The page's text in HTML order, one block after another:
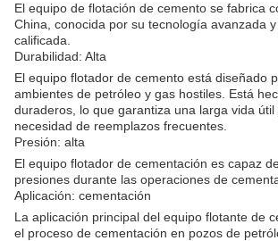
El equipo de flotación de cemento se fabrica
China, conocida por su tecnología avanzada
calificada.
Durabilidad: Alta
El equipo flotador de cemento está diseñado
ambientes de petróleo y gas hostiles. Está
duraderos, lo que garantiza una larga vida útil
necesidad de reemplazos frecuentes.
Presión: alta
El equipo flotador de cementación es capaz
presiones durante las operaciones de
Aplicación: cementación
La aplicación principal del equipo flotante de
el proceso de cementación en pozos de